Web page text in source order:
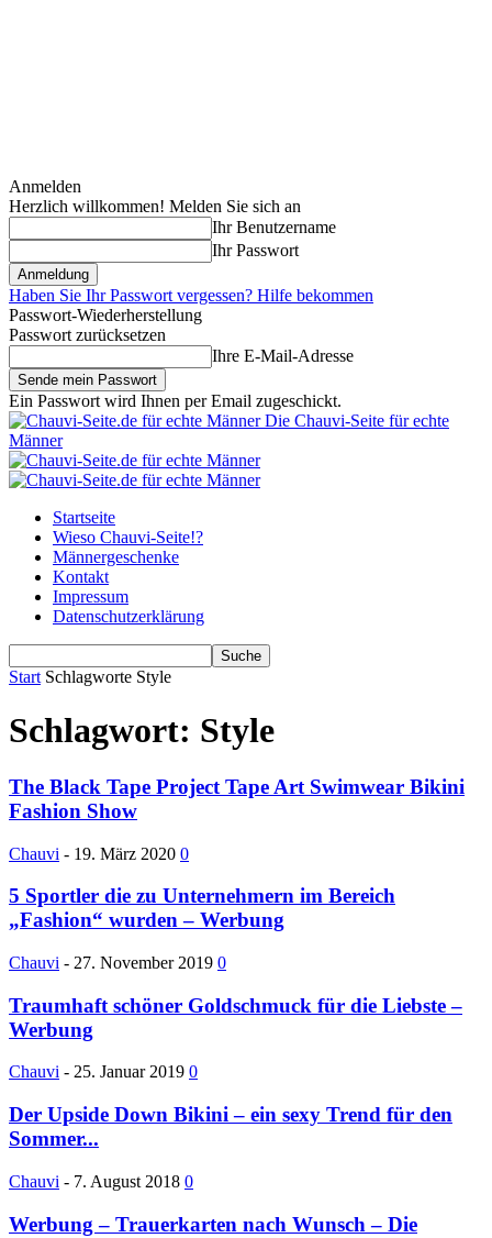
Anmelden
Herzlich willkommen! Melden Sie sich an
Ihr Benutzername
Ihr Passwort
Haben Sie Ihr Passwort vergessen? Hilfe bekommen
Passwort-Wiederherstellung
Passwort zurücksetzen
Ihre E-Mail-Adresse
Ein Passwort wird Ihnen per Email zugeschickt.
Die Chauvi-Seite für echte
Männer
Startseite
Wieso Chauvi-Seite!?
Männergeschenke
Kontakt
Impressum
Datenschutzerklärung
Start Schlagworte Style
Schlagwort: Style
The Black Tape Project Tape Art Swimwear Bikini
Fashion Show
Chauvi - 19. März 2020 0
5 Sportler die zu Unternehmern im Bereich
„Fashion“ wurden – Werbung
Chauvi - 27. November 2019 0
Traumhaft schöner Goldschmuck für die Liebste –
Werbung
Chauvi - 25. Januar 2019 0
Der Upside Down Bikini – ein sexy Trend für den
Sommer...
Chauvi - 7. August 2018 0
Werbung – Trauerkarten nach Wunsch – Die